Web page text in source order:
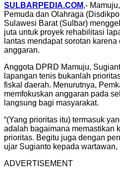
SULBARPEDIA.COM,-
Pemuda dan Olahraga
Sulawesi Barat (Sulbar)
juta untuk proyek rehabilitasi
lantas mendapat sorotan
anggaran.
Anggota DPRD Mamuju,
lapangan tenis bukanlah
fiskal daerah. Menurutnya,
memfokuskan anggaran pada
langsung bagi masyarakat.
“(Yang prioritas itu) termasuk
adalah bagaimana memastikan
prioritas. Begitu juga dengan
ujar Sugianto kepada wartawan,
ADVERTISEMENT